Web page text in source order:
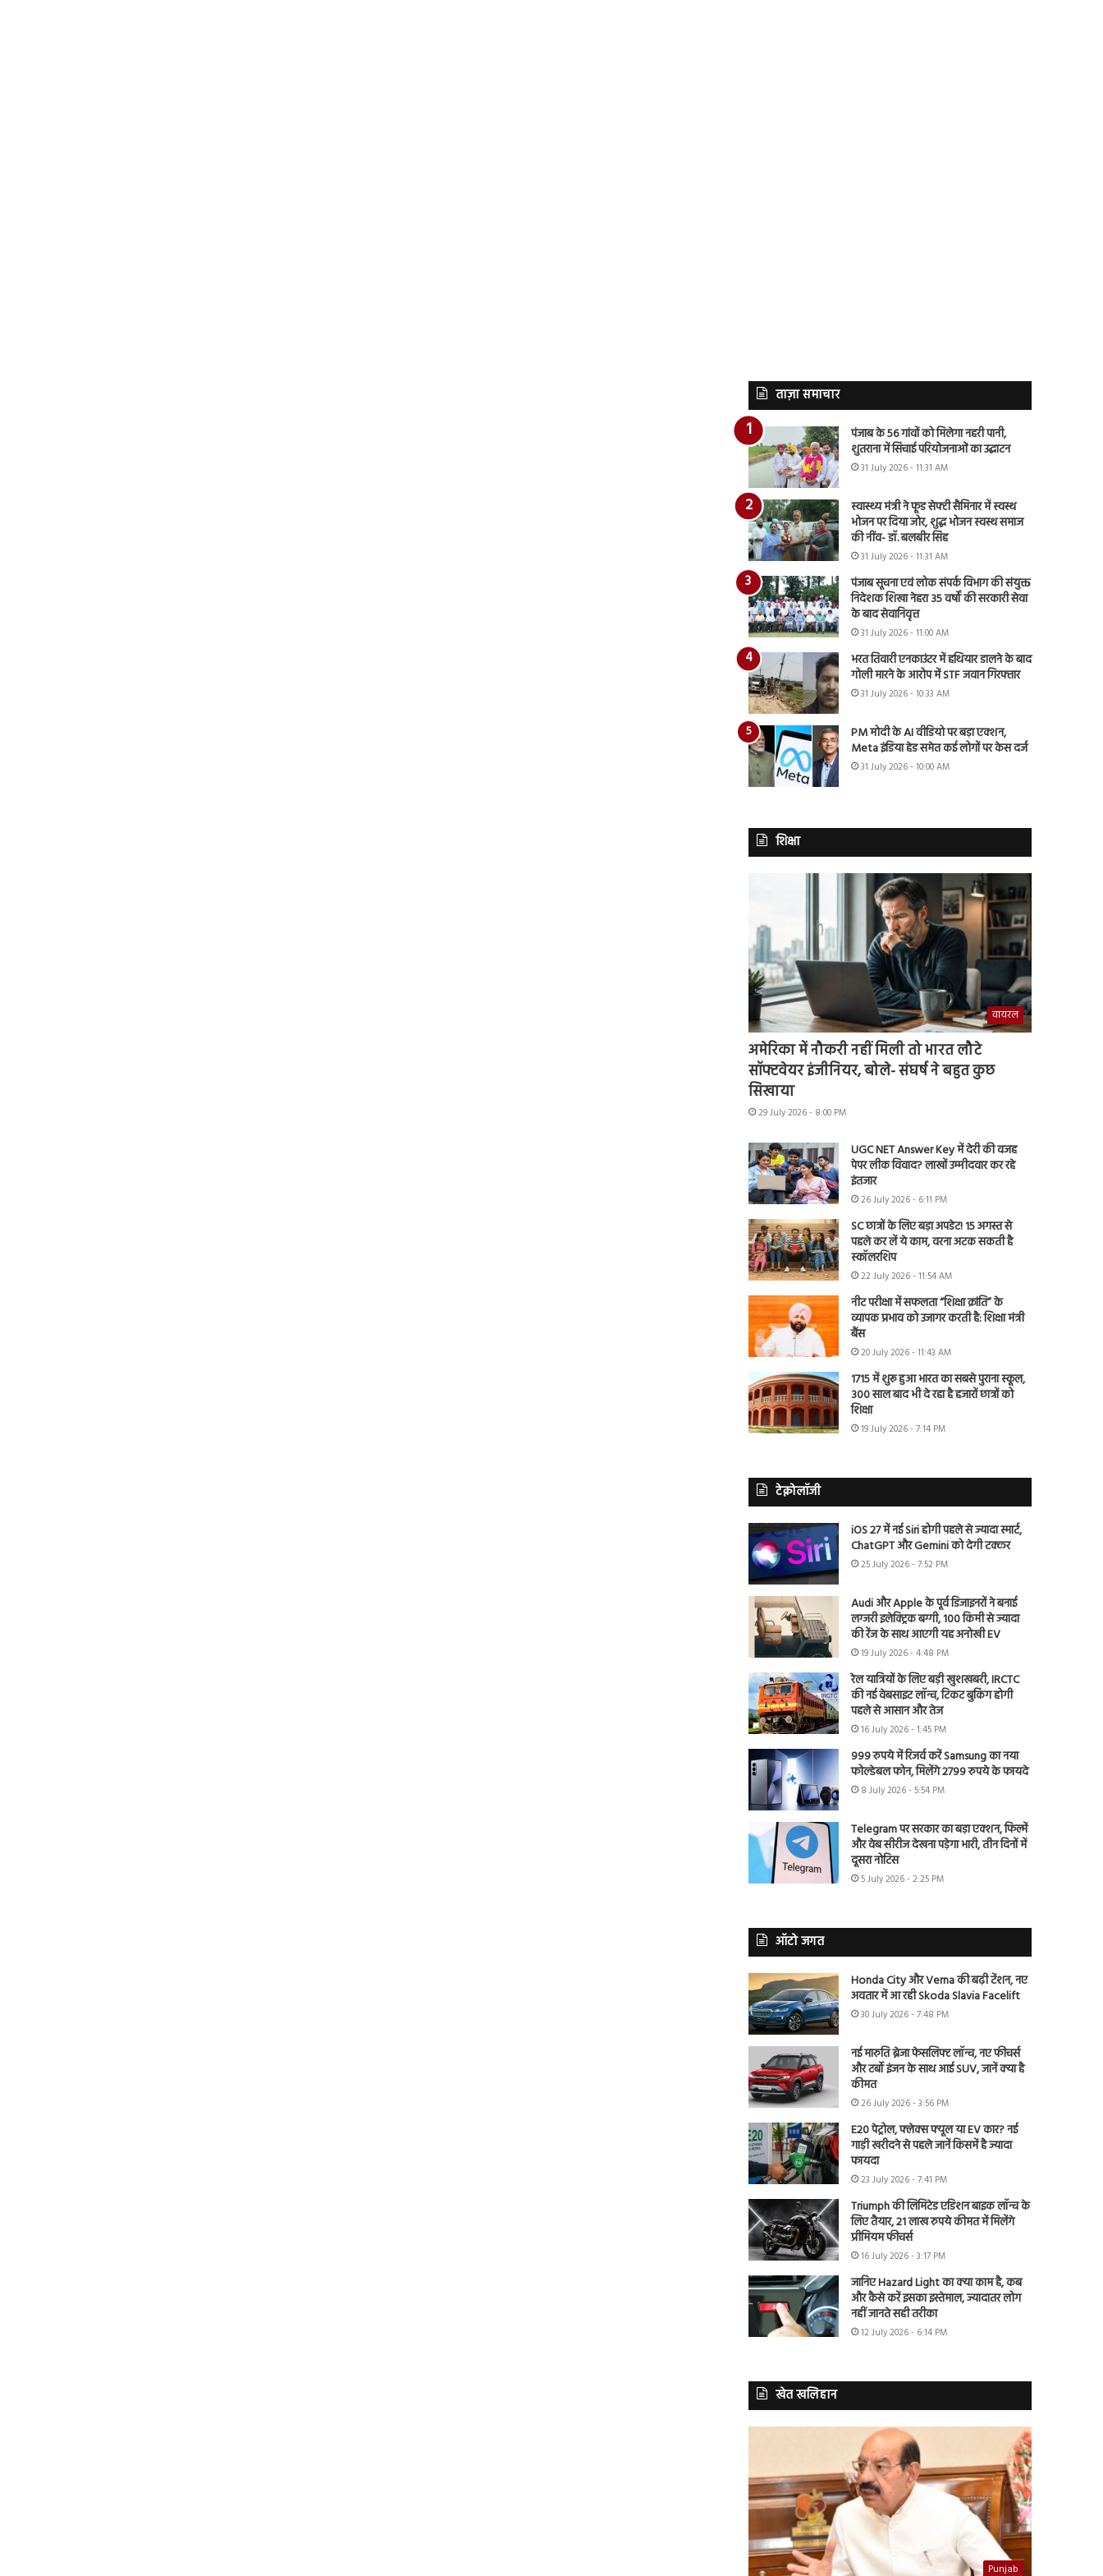
ताज़ा समाचार
पंजाब के 56 गांवों को मिलेगा नहरी पानी,
शुतराना में सिंचाई परियोजनाओं का उद्घाटन
31 July 2026 - 11:31 AM
स्वास्थ्य मंत्री ने फूड सेफ्टी सैमिनार में स्वस्थ
भोजन पर दिया जोर, शुद्ध भोजन स्वस्थ समाज
की नींव- डॉ. बलबीर सिंह
31 July 2026 - 11:31 AM
पंजाब सूचना एवं लोक संपर्क विभाग की संयुक्त
निदेशक शिखा नेहरा 35 वर्षों की सरकारी सेवा
के बाद सेवानिवृत्त
31 July 2026 - 11:00 AM
भरत तिवारी एनकाउंटर में हथियार डालने के बाद
गोली मारने के आरोप में STF जवान गिरफ्तार
31 July 2026 - 10:33 AM
PM मोदी के AI वीडियो पर बड़ा एक्शन,
Meta इंडिया हेड समेत कई लोगों पर केस दर्ज
31 July 2026 - 10:00 AM
शिक्षा
वायरल
अमेरिका में नौकरी नहीं मिली तो भारत लौटे
सॉफ्टवेयर इंजीनियर, बोले- संघर्ष ने बहुत कुछ
सिखाया
29 July 2026 - 8:00 PM
UGC NET Answer Key में देरी की वजह
पेपर लीक विवाद? लाखों उम्मीदवार कर रहे
इंतजार
26 July 2026 - 6:11 PM
SC छात्रों के लिए बड़ा अपडेट! 15 अगस्त से
पहले कर लें ये काम, वरना अटक सकती है
स्कॉलरशिप
22 July 2026 - 11:54 AM
नीट परीक्षा में सफलता “शिक्षा क्रांति” के
व्यापक प्रभाव को उजागर करती है: शिक्षा मंत्री
बैंस
20 July 2026 - 11:43 AM
1715 में शुरू हुआ भारत का सबसे पुराना स्कूल,
300 साल बाद भी दे रहा है हजारों छात्रों को
शिक्षा
19 July 2026 - 7:14 PM
टेक्नोलॉजी
iOS 27 में नई Siri होगी पहले से ज्यादा स्मार्ट,
ChatGPT और Gemini को देगी टक्कर
25 July 2026 - 7:52 PM
Audi और Apple के पूर्व डिजाइनरों ने बनाई
लग्जरी इलेक्ट्रिक बग्गी, 100 किमी से ज्यादा
की रेंज के साथ आएगी यह अनोखी EV
19 July 2026 - 4:48 PM
रेल यात्रियों के लिए बड़ी खुशखबरी, IRCTC
की नई वेबसाइट लॉन्च, टिकट बुकिंग होगी
पहले से आसान और तेज
16 July 2026 - 1:45 PM
999 रुपये में रिजर्व करें Samsung का नया
फोल्डेबल फोन, मिलेंगे 2799 रुपये के फायदे
8 July 2026 - 5:54 PM
Telegram पर सरकार का बड़ा एक्शन, फिल्में
और वेब सीरीज देखना पड़ेगा भारी, तीन दिनों में
दूसरा नोटिस
5 July 2026 - 2:25 PM
ऑटो जगत
Honda City और Verna की बढ़ी टेंशन, नए
अवतार में आ रही Skoda Slavia Facelift
30 July 2026 - 7:48 PM
नई मारुति ब्रेजा फेसलिफ्ट लॉन्च, नए फीचर्स
और टर्बो इंजन के साथ आई SUV, जानें क्या है
कीमत
26 July 2026 - 3:56 PM
E20 पेट्रोल, फ्लेक्स फ्यूल या EV कार? नई
गाड़ी खरीदने से पहले जानें किसमें है ज्यादा
फायदा
23 July 2026 - 7:41 PM
Triumph की लिमिटेड एडिशन बाइक लॉन्च के
लिए तैयार, 21 लाख रुपये कीमत में मिलेंगे
प्रीमियम फीचर्स
16 July 2026 - 3:17 PM
जानिए Hazard Light का क्या काम है, कब
और कैसे करें इसका इस्तेमाल, ज्यादातर लोग
नहीं जानते सही तरीका
12 July 2026 - 6:14 PM
खेत खलिहान
Punjab